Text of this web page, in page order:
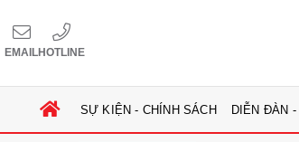
EMAILHOTLINE
SỰ KIỆN - CHÍNH SÁCH DIỄN ĐÀN